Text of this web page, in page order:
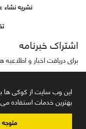
این وب سایت از کوکی ها
بهترین خدمات استفاده
نشریه
اشتراک خبرنامه
برای دریافت اخبار و